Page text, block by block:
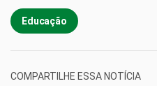
Educação
COMPARTILHE ESSA NOTÍCIA